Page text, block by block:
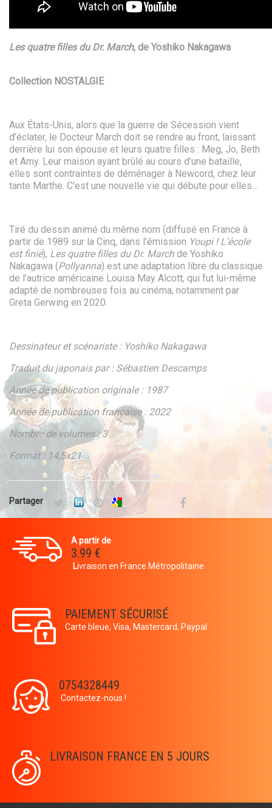
Les quatre filles du Dr. March, de Yoshiko Nakagawa
Collection NOSTALGIE
Aux États-Unis, alors que la guerre de Sécession vient
d’éclater, le Docteur March doit se rendre au front, laissant
derrière lui son épouse et leurs quatre filles : Meg, Jo, Beth
et Amy. Leur maison ayant brûlé au cours d’une bataille,
elles sont contraintes de déménager à Newcord, chez leur
tante Marthe. C’est une nouvelle vie qui débute pour elles…
Tiré du dessin animé du même nom (diffusé en France à
partir de 1989 sur la Cinq, dans l’émission Youpi ! L’école
est finie), Les quatre filles du Dr. Marchde Yoshiko
Nakagawa (Pollyanna) est une adaptation libre du classique
de l’autrice américaine Louisa May Alcott, qui fut lui-même
adapté de nombreuses fois au cinéma, notamment par
Greta Gerwing en 2020.
Dessinateur et scénariste : Yoshiko Nakagawa
Traduit du japonais par : Sébastien Descamps
Année de publication originale : 1987
Année de publication française : 2022
Nombre de volumes : 3
Format : 14,5x21
Partager
A partir de
3.99 €
Livraison en France Métropolitaine
PAIEMENT SÉCURISÉ
Carte bleue, Visa, Mastercard, Paypal
0754328449
Contactez-nous !
LIVRAISON FRANCE EN 5 JOURS